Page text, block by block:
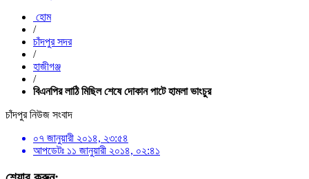
হোম
/
চাঁদপুর সদর
/
হাজীগঞ্জ
/
বিএনপির লাঠি মিছিল শেষে দোকান পাটে হামলা ভাংচুর
চাঁদপুর নিউজ সংবাদ
০৭ জানুয়ারী ২০১৪, ২৩:৫৪
আপডেটঃ ১১ জানুয়ারী ২০১৪, ০২:৪১